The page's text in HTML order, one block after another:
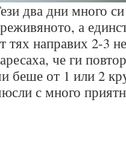
два дни много
а
тях направих 2-3
че ги
беше от 1 или 2
с много